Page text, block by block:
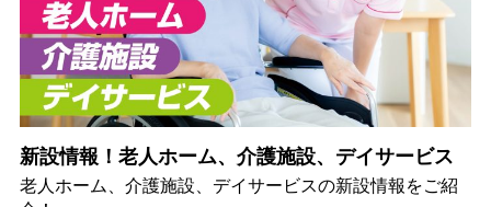
新設情報！老人ホーム、介護施設、デイサービス
老人ホーム、介護施設、デイサービスの新設情報をご紹